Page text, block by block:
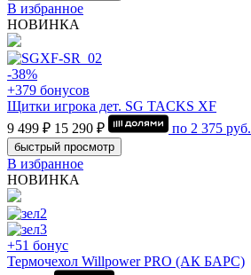
В избранное
НОВИНКА
-38%
+379 бонусов
Щитки игрока дет. SG TACKS XF
9 499 ₽ 15 290 ₽ по 2 375 руб.
быстрый просмотр
В избранное
НОВИНКА
+51 бонус
Термочехол Willpower PRO (АК БАРС)